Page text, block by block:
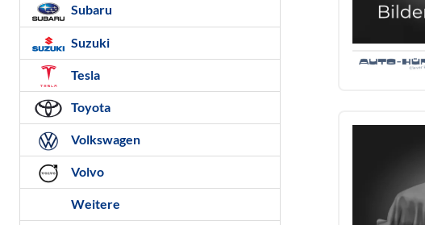
Subaru
Suzuki
Tesla
Toyota
Volkswagen
Volvo
Weitere